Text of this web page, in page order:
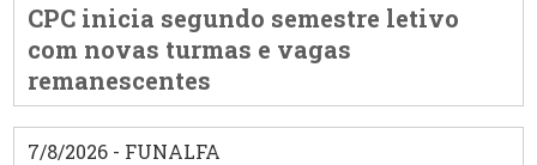
CPC inicia segundo semestre letivo
com novas turmas e vagas
remanescentes
7/8/2026 - FUNALFA